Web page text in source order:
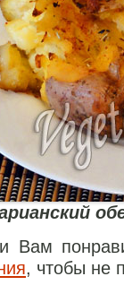
Вам
, чтобы не